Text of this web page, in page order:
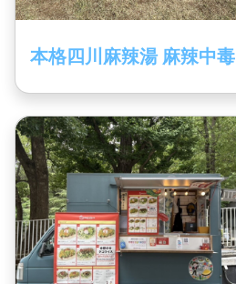
本格四川麻辣湯 麻辣中毒